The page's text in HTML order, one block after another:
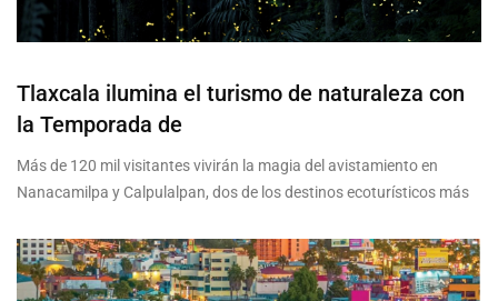
Tlaxcala ilumina el turismo de naturaleza con
la Temporada de
Más de 120 mil visitantes vivirán la magia del avistamiento en
Nanacamilpa y Calpulalpan, dos de los destinos ecoturísticos más